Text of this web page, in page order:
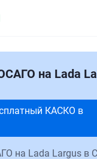
на Lada
КАСКО в
на Lada Largus в